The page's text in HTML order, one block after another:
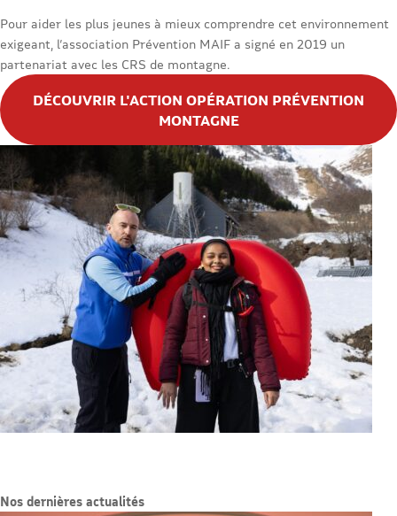
Pour aider les plus jeunes à mieux comprendre cet environnement
exigeant, l’association Prévention MAIF a signé en 2019 un
partenariat avec les CRS de montagne.
DÉCOUVRIR L'ACTION OPÉRATION PRÉVENTION
MONTAGNE
Nos dernières actualités